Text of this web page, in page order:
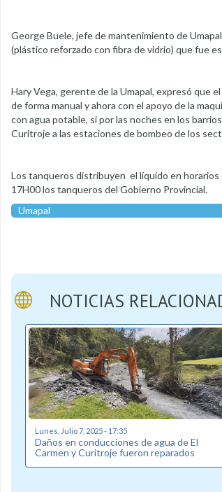
George Buele, jefe de mantenimiento de
(plástico reforzado con fibra de vidrio) que fue
Hary Vega, gerente de la Umapal, expresó que
de forma manual y ahora con el apoyo de la
con agua potable, si por las noches en los
Curitroje a las estaciones de bombeo de los
Los tanqueros distribuyen el líquido en horarios
17H00 los tanqueros del Gobierno Provincial.
Umapal
NOTICIAS
Lunes, Julio 7, 2025 - 17:35
Daños en conducciones de agua de El
Carmen y Curitroje fueron reparados